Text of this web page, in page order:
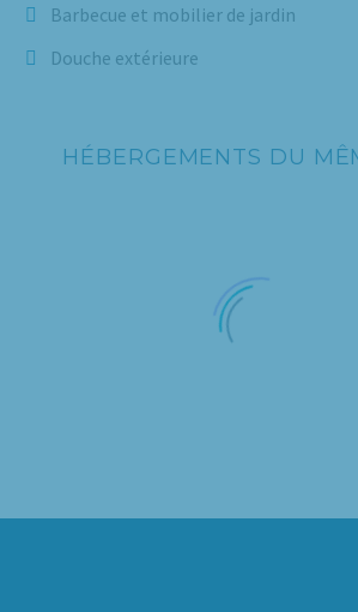
Barbecue et mobilier de jardin
Douche extérieure
HÉBERGEMENTS DU